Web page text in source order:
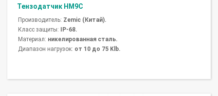
Тензодатчик HM9С
Производитель: Zemic (Китай).
Класс защиты:
IP-68.
Материал: никелированная сталь.
Диапазон нагрузок: от 10 до 75 Klb.